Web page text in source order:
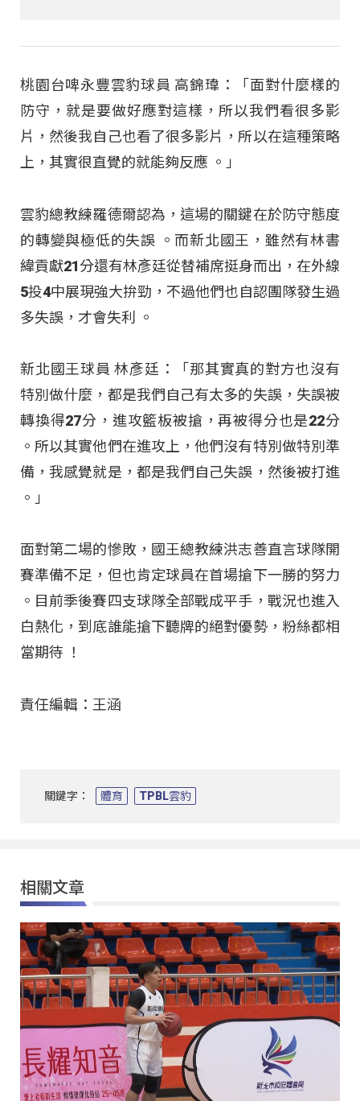
桃園台啤永豐雲豹球員 高錦瑋：「面對什麼樣的
防守，就是要做好應對這樣，所以我們看很多影
片，然後我自己也看了很多影片，所以在這種策略
上，其實很直覺的就能夠反應 。」
雲豹總教練羅德爾認為，這場的關鍵在於防守態度
的轉變與極低的失誤 。而新北國王，雖然有林書
緯貢獻21分還有林彥廷從替補席挺身而出，在外線
5投4中展現強大拚勁，不過他們也自認團隊發生過
多失誤，才會失利
。
新北國王球員 林彥廷：「那其實真的對方也沒有
特別做什麼，都是我們自己有太多的失誤，失誤被
轉換得27分，進攻籃板被搶，再被得分也是22分
。所以其實他們在進攻上，他們沒有特別做特別準
備，我感覺就是，都是我們自己失誤，然後被打進
。」
面對第二場的慘敗，國王總教練洪志善直言球隊開
賽準備不足，但也肯定球員在首場搶下一勝的努力
。目前季後賽四支球隊全部戰成平手，戰況也進入
白熱化，到底誰能搶下聽牌的絕對優勢，粉絲都相
當期待 ！
責任編輯：王涵
關鍵字： 體育 TPBL雲豹
相關文章